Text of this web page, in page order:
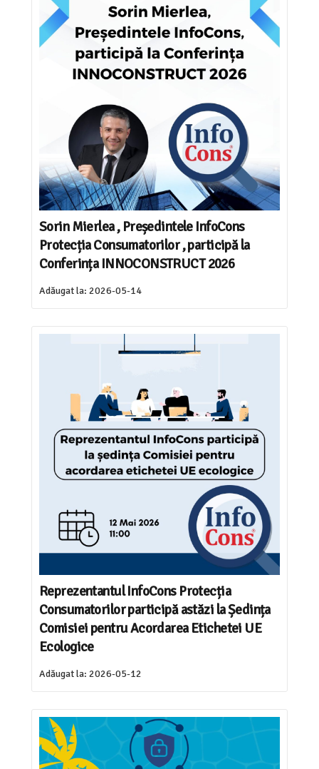
Sorin Mierlea , Președintele InfoCons
Protecția Consumatorilor , participă la
Conferința INNOCONSTRUCT 2026
Adăugat la: 2026-05-14
Reprezentantul InfoCons Protecția
Consumatorilor participă astăzi la Ședința
Comisiei pentru Acordarea Etichetei UE
Ecologice
Adăugat la: 2026-05-12